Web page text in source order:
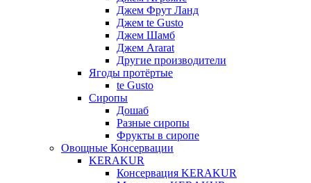
Джем Фрут Ланд
Джем te Gusto
Джем Шамб
Джем Ararat
Другие производители
Ягоды протёртые
te Gusto
Сиропы
Дошаб
Разные сиропы
Фрукты в сиропе
Овощные Консервации
KERAKUR
Консервация KERAKUR